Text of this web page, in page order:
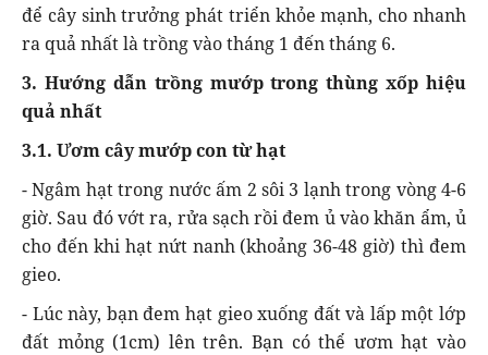
để cây sinh trưởng phát triển khỏe mạnh, cho nhanh
ra quả nhất là trồng vào tháng 1 đến tháng 6.
3. Hướng dẫn trồng mướp trong thùng xốp hiệu
quả nhất
3.1. Ươm cây mướp con từ hạt
- Ngâm hạt trong nước ấm 2 sôi 3 lạnh trong vòng 4-6
giờ. Sau đó vớt ra, rửa sạch rồi đem ủ vào khăn ẩm, ủ
cho đến khi hạt nứt nanh (khoảng 36-48 giờ) thì đem
gieo.
- Lúc này, bạn đem hạt gieo xuống đất và lấp một lớp
đất mỏng (1cm) lên trên. Bạn có thể ươm hạt vào